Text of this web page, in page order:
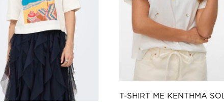
T-SHIRT ΜΕ ΚΕΝΤΗΜΑ